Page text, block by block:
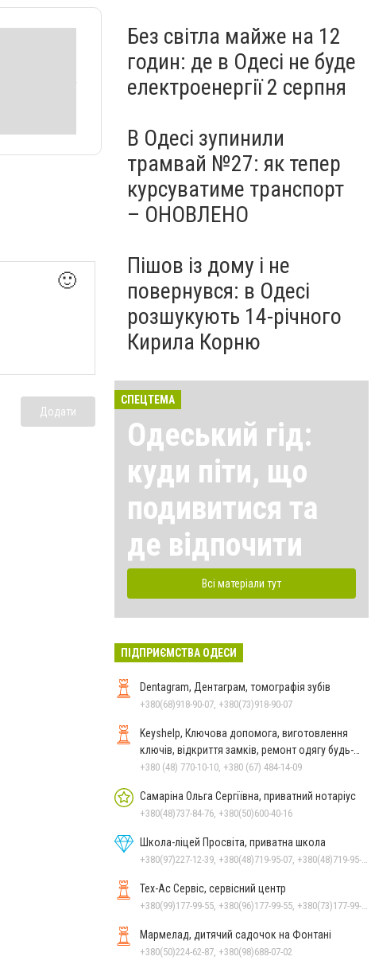
🙂
Додати
Без світла майже на 12
годин: де в Одесі не буде
електроенергії 2 серпня
В Одесі зупинили
трамвай №27: як тепер
курсуватиме транспорт
– ОНОВЛЕНО
Пішов із дому і не
повернувся: в Одесі
розшукують 14-річного
Кирила Корню
СПЕЦТЕМА
Одеський гід:
куди піти, що
подивитися та
де відпочити
Всі матеріали тут
ПІДПРИЄМСТВА ОДЕСИ
Dentagram, Дентаграм, томографія зубів
+380(68)918-90-07, +380(73)918-90-07
Keyshelp, Ключова допомога, виготовлення
ключів, відкриття замків, ремонт одягу будь-
якої складності
+380 (48) 770-10-10, +380 (67) 484-14-09
Самаріна Ольга Сергіївна, приватний нотаріус
+380(48)737-84-76, +380(50)600-40-16
Школа-ліцей Просвіта, приватна школа
Тех-Ас Сервіс, сервісний центр
Мармелад, дитячий садочок на Фонтані
+380(50)224-62-87, +380(98)688-07-02